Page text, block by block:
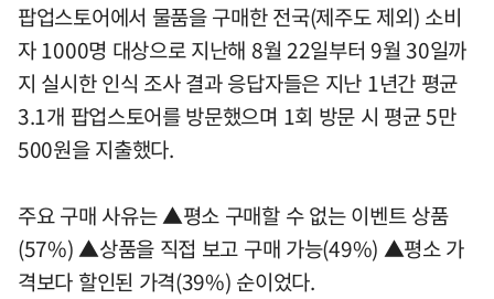
팝업스토어에서 물품을 구매한 전국(제주도 제외) 소비
자 1000명 대상으로 지난해 8월 22일부터 9월 30일까
지 실시한 인식 조사 결과 응답자들은 지난 1년간 평균
3.1개 팝업스토어를 방문했으며 1회 방문 시 평균 5만
500원을 지출했다.
주요 구매 사유는 ▲평소 구매할 수 없는 이벤트 상품
(57%) ▲상품을 직접 보고 구매 가능(49%) ▲평소 가
격보다 할인된 가격(39%) 순이었다.